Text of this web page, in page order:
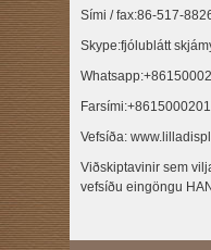
Sími / fax:86-517-
Skype:fjólublátt
Vefsíða:
Viðskiptavinir sem
vefsíðu eingöngu